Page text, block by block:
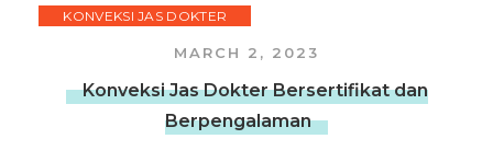
KONVEKSI JAS DOKTER
MARCH 2, 2023
Konveksi Jas Dokter Bersertifikat dan
Berpengalaman